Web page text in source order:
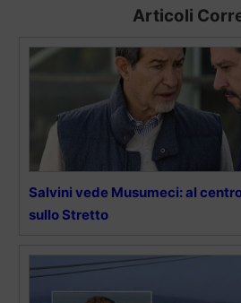
Articoli
Salvini vede Musumeci: al
sullo Stretto